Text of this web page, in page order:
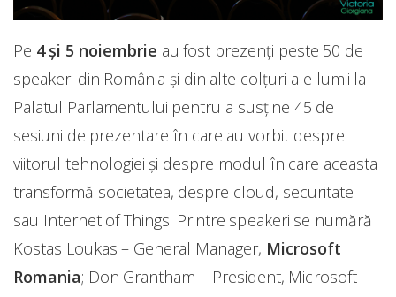
Pe 4 și 5 noiembrie au fost prezenți peste 50 de
speakeri din România și din alte colțuri ale lumii la
Palatul Parlamentului pentru a susține 45 de
sesiuni de prezentare în care au vorbit despre
viitorul tehnologiei și despre modul în care aceasta
transformă societatea, despre cloud, securitate
sau Internet of Things. Printre speakeri se numără
Kostas Loukas – General Manager, Microsoft
Romania; Don Grantham – President, Microsoft